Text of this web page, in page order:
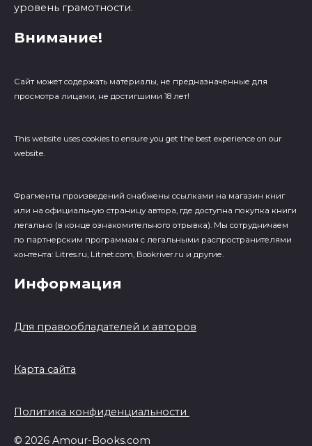
уровень грамотности.
Внимание!
Сайт может содержать материалы, не предназначенные для
просмотра лицами, не достигшими 18 лет!
This website uses cookies to ensure you get the best experience on our
website.
Фрагменты произведений cнабжены ссылками на магазин книг
или на официальную страницу автора, где доступна покупка книги
легально (в конце ознакомительного отрывка). Мы сотрудничаем
по партнерским программам с легальными распространителями
контента: Litres.ru, Litnet.com, Bookriver.ru и другие.
Информация
Для правообладателей и авторов
Карта сайта
Политика конфиденциальности
© 2026 Amour-Books.com